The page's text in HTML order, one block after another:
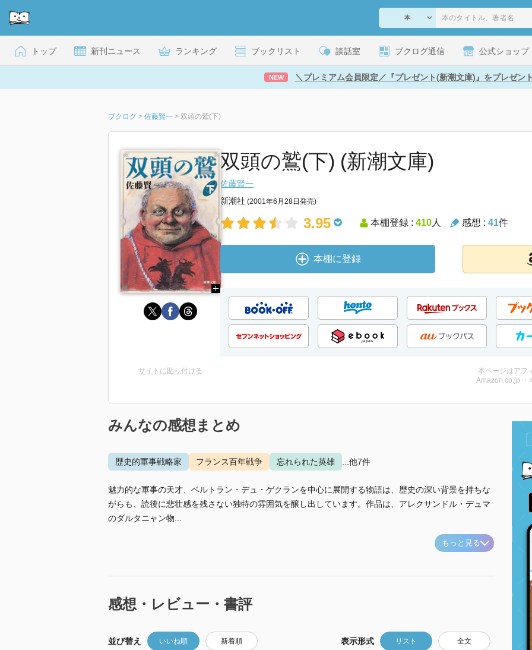
トップ 新刊ニュース ランキング ブックリスト 談話室 ブクログ通信 公式ショップ
NEW ＼プレミアム会員限定／『プレゼント(新潮文庫)』をプレゼント
ブクログ > 佐藤賢一 > 双頭の鷲(下)
双頭の鷲(下) (新潮文庫)
佐藤賢一
新潮社 (2001年6月28日発売)
3.95 本棚登録 : 410人 感想 : 41件
本棚に登録
サイトに貼り付ける
本ページはアフ
Amazon.co.jp ・
みんなの感想まとめ
歴史的軍事戦略家 フランス百年戦争 忘れられた英雄 ...他7件
魅力的な軍事の天才、ベルトラン・デュ・ゲクランを中心に展開する物語は、歴史の深い背景を持ちな
がらも、読後に悲壮感を残さない独特の雰囲気を醸し出しています。作品は、アレクサンドル・デュマ
のダルタニャン物...
もっと見る
感想・レビュー・書評
並び替え いいね順 新着順 表示形式 リスト 全文